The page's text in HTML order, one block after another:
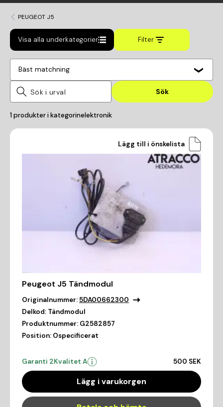
PEUGEOT J5
Visa alla underkategorier Filter
Bäst matchning
Sök
1produkter i kategorinelektronik
Lägg till i önskelista
Peugeot J5 Tändmodul
Originalnummer:5DA00662300
Delkod: Tändmodul
Produktnummer: G2582857
Position: Ospecificerat
Garanti 2Kvalitet A 500 SEK
Lägg i varukorgen